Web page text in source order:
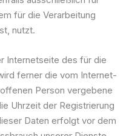
für die Verarbeitung
nutzt.
Internetseite des für die
ferner die vom Internet-
Person vergebene
Uhrzeit der Registrierung
Daten erfolgt vor dem